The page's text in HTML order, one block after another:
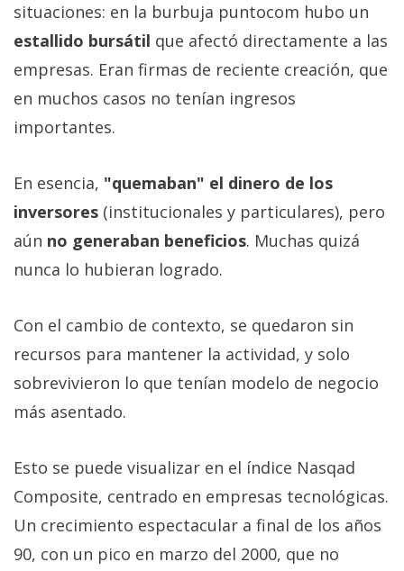
situaciones: en la burbuja puntocom hubo un
estallido bursátil que afectó directamente a las
empresas. Eran firmas de reciente creación, que
en muchos casos no tenían ingresos
importantes.
En esencia, "quemaban" el dinero de los
inversores (institucionales y particulares), pero
aún no generaban beneficios. Muchas quizá
nunca lo hubieran logrado.
Con el cambio de contexto, se quedaron sin
recursos para mantener la actividad, y solo
sobrevivieron lo que tenían modelo de negocio
más asentado.
Esto se puede visualizar en el índice Nasqad
Composite, centrado en empresas tecnológicas.
Un crecimiento espectacular a final de los años
90, con un pico en marzo del 2000, que no